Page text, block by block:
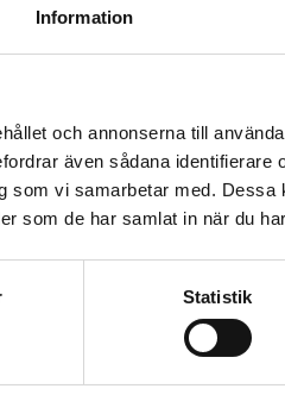
Information
och annonserna till
även sådana identifierare
som vi samarbetar med.
som de har samlat in när du
Statistik
to pre-production and